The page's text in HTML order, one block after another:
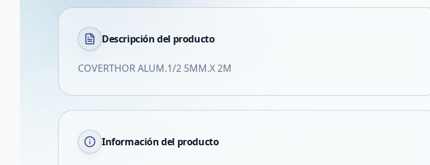
VER EN PANTALLA COMPLETA
Descripción del producto
COVERTHOR ALUM.1/2 5MM.X 2M
Información del producto